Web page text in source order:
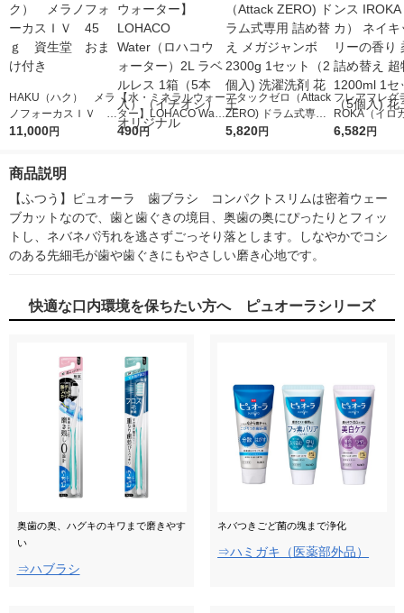
HAKU（ハク） メラ
ノフォーカスＩＶ 4
5ｇ 資生堂 おまけ
11,000円
【水・ミネラルウォー
ター】LOHACO Wate
r（ロハコウォータ
490円
アタックゼロ（Attack
ZERO) ドラム式専用
詰め替え メガジャン
5,820円
フレアフレグ
ROKA（イロ
イキッドリリ
6,582円
商品説明
【ふつう】ピュオーラ　歯ブラシ　コンパクトスリムは密着ウェー
ブカットなので、歯と歯ぐきの境目、奥歯の奥にぴったりとフィッ
トし、ネバネバ汚れを逃さずごっそり落とします。しなやかでコシ
のある先細毛が歯や歯ぐきにもやさしい磨き心地です。
快適な口内環境を保ちたい方へ ピュオーラシリーズ
奥歯の奥、ハグキのキワまで磨きやす
い
⇒ハブラシ
ネバつきごど菌の塊まで浄化
⇒ハミガキ（医薬部外品）